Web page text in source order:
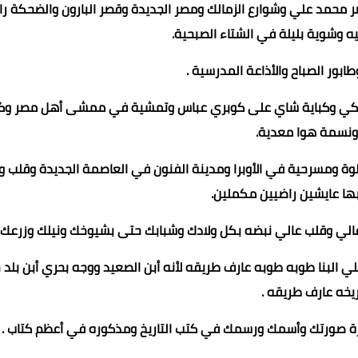
علي وشوارع الزمالك ومصر الجديدة وقصر البارون والضحكة
بليلة في الشتاء الصبحية.
الصباح والأذاعة المدرسية .
وكباية شاي على كوبري عباس وتمشية في ممشى أهل مصر
هوا معدية.
ومسرحية في الأوبرا ومدينة الفنون في العاصمة الجديدة وقلب
عايشين راضيين مكملين.
وقلب عالي نبضه بكل ولادك وشبابك حتى بشيوخك ونيلك
طوبه طوبه عارف طريقه لأنه أبن الصعيد ووجه بحري أبن
عارف طريقه .
صورتك وأسمك ورسمك في كتب التاريخ ومذكوره في أعظم كتاب .